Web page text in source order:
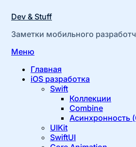
Dev & Stuff
Заметки мобильного
Перейти
содержимому
Меню
Главная
iOS разработка
Swift
Коллекции
Combine
Асинхронность
UIKit
SwiftUI